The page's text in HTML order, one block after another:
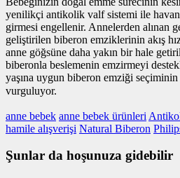
yenilikçi antikolik valf sistemi ile
girmesi engellenir. Annelerden alınan
geliştirilen biberon emziklerinin akış
anne göğsüne daha yakın bir hale
biberonla beslemenin emzirmeyi
yaşına uygun biberon emziği
vurguluyor.
anne bebek anne bebek ürünleri
hamile alışverişi Natural Biberon
Şunlar da hoşunuza gidebilir